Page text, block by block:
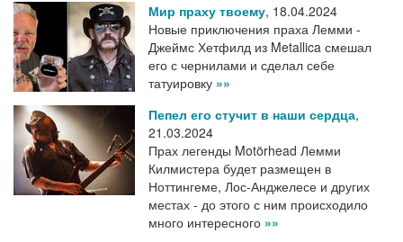
Мир праху твоему, 18.04.2024
Новые приключения праха Лемми -
Джеймс Хетфилд из Metallica смешал
его с чернилами и сделал себе
татуировку »»
Пепел его стучит в наши сердца,
21.03.2024
Прах легенды Motörhead Лемми
Килмистера будет размещен в
Ноттингеме, Лос-Анджелесе и других
местах - до этого с ним происходило
много интересного »»